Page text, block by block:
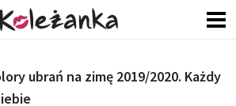
ubrań na zimę 2019/2020. Każdy